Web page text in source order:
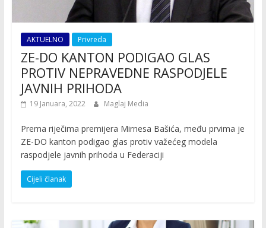
AKTUELNO Privreda
ZE-DO KANTON PODIGAO GLAS
PROTIV NEPRAVEDNE RASPODJELE
JAVNIH PRIHODA
19 Januara, 2022 Maglaj Media
Prema riječima premijera Mirnesa Bašića, među prvima je
ZE-DO kanton podigao glas protiv važećeg modela
raspodjele javnih prihoda u Federaciji
Cijeli članak